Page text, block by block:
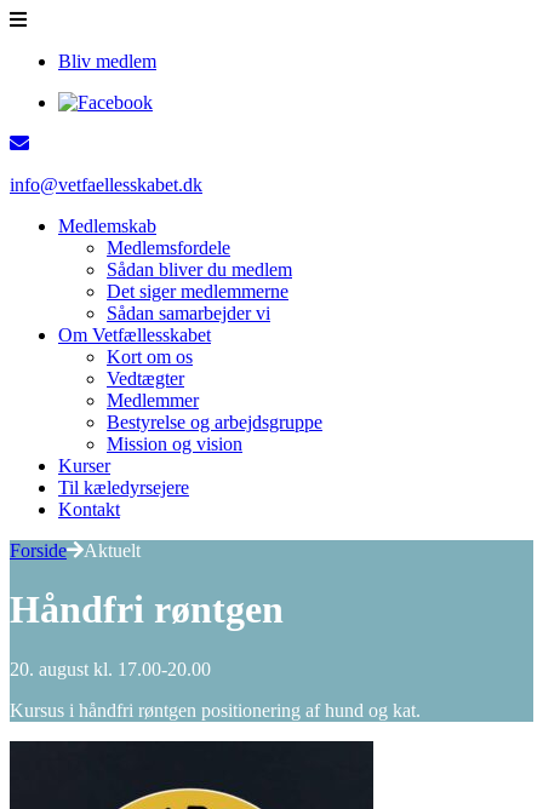
Bliv medlem
info@vetfaellesskabet.dk
Medlemskab
Medlemsfordele
Sådan bliver du medlem
Det siger medlemmerne
Sådan samarbejder vi
Om Vetfællesskabet
Kort om os
Vedtægter
Medlemmer
Bestyrelse og arbejdsgruppe
Mission og vision
Kurser
Til kæledyrsejere
Kontakt
Forside
Aktuelt
Håndfri røntgen
20. august kl. 17.00-20.00
Kursus i håndfri røntgen positionering af hund og kat.